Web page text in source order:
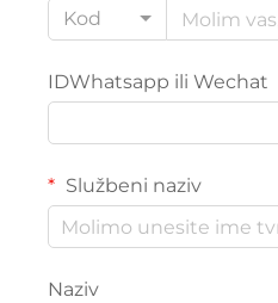
Kod
IDWhatsapp ili Wechat
Službeni naziv
Naziv